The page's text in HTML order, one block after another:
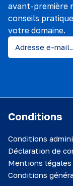
avant-première
conseils
votre domaine.
Conditions
Conditions
Déclaration de
Mentions
Conditions